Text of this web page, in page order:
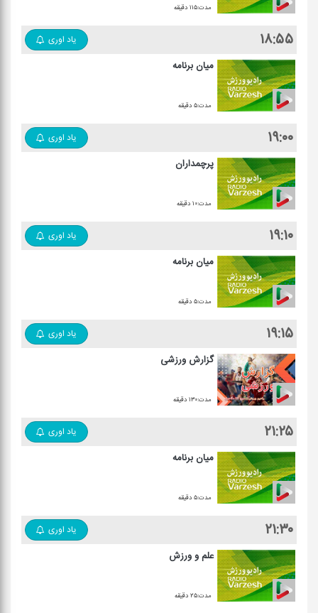
مدت:۱۱۵ دقیقه
۱۸:۵۵ یاد اوری
میان برنامه
مدت:۵ دقیقه
۱۹:۰۰ یاد اوری
پرچمداران
مدت:۱۰ دقیقه
۱۹:۱۰ یاد اوری
میان برنامه
مدت:۵ دقیقه
۱۹:۱۵ یاد اوری
گزارش ورزشی
مدت:۱۳۰ دقیقه
۲۱:۲۵ یاد اوری
میان برنامه
مدت:۵ دقیقه
۲۱:۳۰ یاد اوری
علم و ورزش
مدت:۲۵ دقیقه